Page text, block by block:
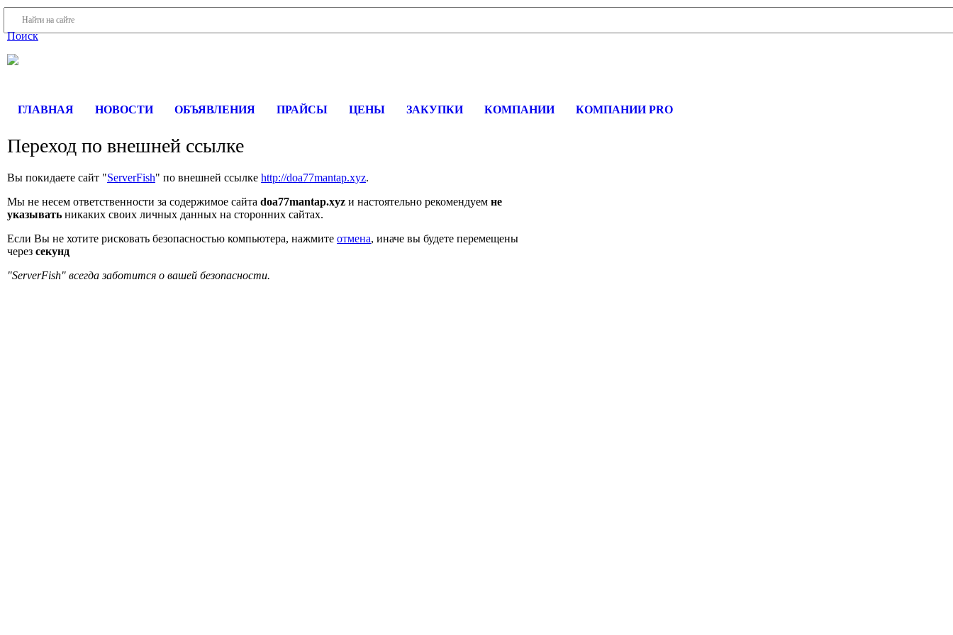
Поиск
ГЛАВНАЯ
НОВОСТИ ОБЪЯВЛЕНИЯ ПРАЙСЫ ЦЕНЫ ЗАКУПКИ КОМПАНИИ КОМПАНИИ PRO
Переход по внешней ссылке
Вы покидаете сайт "ServerFish" по внешней ссылке http://doa77mantap.xyz.
Мы не несем ответственности за содержимое сайта doa77mantap.xyz и настоятельно рекомендуем не
указывать никаких своих личных данных на сторонних сайтах.
Если Вы не хотите рисковать безопасностью компьютера, нажмите отмена, иначе вы будете перемещены
через секунд
"ServerFish" всегда заботится о вашей безопасности.